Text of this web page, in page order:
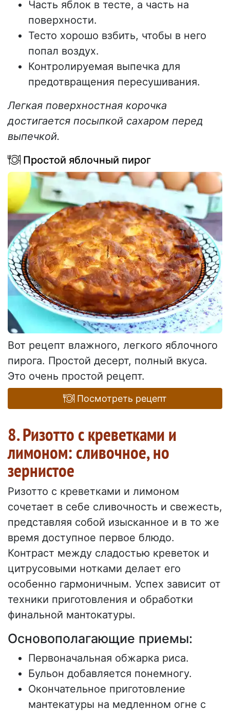
Часть яблок в тесте, а часть на
поверхности.
Тесто хорошо взбить, чтобы в него
попал воздух.
Контролируемая выпечка для
предотвращения пересушивания.
Легкая поверхностная корочка
достигается посыпкой сахаром перед
выпечкой.
Простой яблочный пирог
Вот рецепт влажного, легкого яблочного
пирога. Простой десерт, полный вкуса.
Это очень простой рецепт.
Посмотреть рецепт
8. Ризотто с креветками и
лимоном: сливочное, но
зернистое
Ризотто с креветками и лимоном
сочетает в себе сливочность и свежесть,
представляя собой изысканное и в то же
время доступное первое блюдо.
Контраст между сладостью креветок и
цитрусовыми нотками делает его
особенно гармоничным. Успех зависит от
техники приготовления и обработки
финальной мантокатуры.
Основополагающие приемы:
Первоначальная обжарка риса.
Бульон добавляется понемногу.
Окончательное приготовление
мантекатуры на медленном огне с